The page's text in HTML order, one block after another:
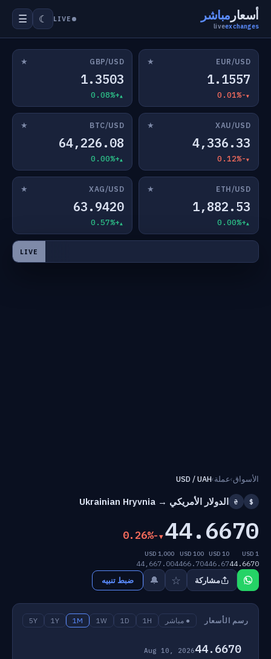
أسعار مباشر
liveexchanges
LIVE
☾
☰
EUR/USD
★
1.1557
-0.01%
GBP/USD
★
1.3503
+0.08%
XAU/USD
★
4,336.33
-0.12%
BTC/USD
★
64,226.08
+0.00%
ETH/USD
★
1,882.53
+0.00%
XAG/USD
★
63.9420
+0.57%
LIVE
الأسواق›عملة›
USD / UAH
$
₴ الدولار الأمريكي → Ukrainian Hryvnia
44.6670
-0.26%
1 USD
44.6670
10 USD
446.67
100 USD
4466.70
1,000 USD
44,667.00
مشاركة ☆
🔔 ضبط تنبيه
رسم الأسعار ● مباشر 1H
1D
1W
1M
1Y
5Y
44.6670
Aug 10, 2026